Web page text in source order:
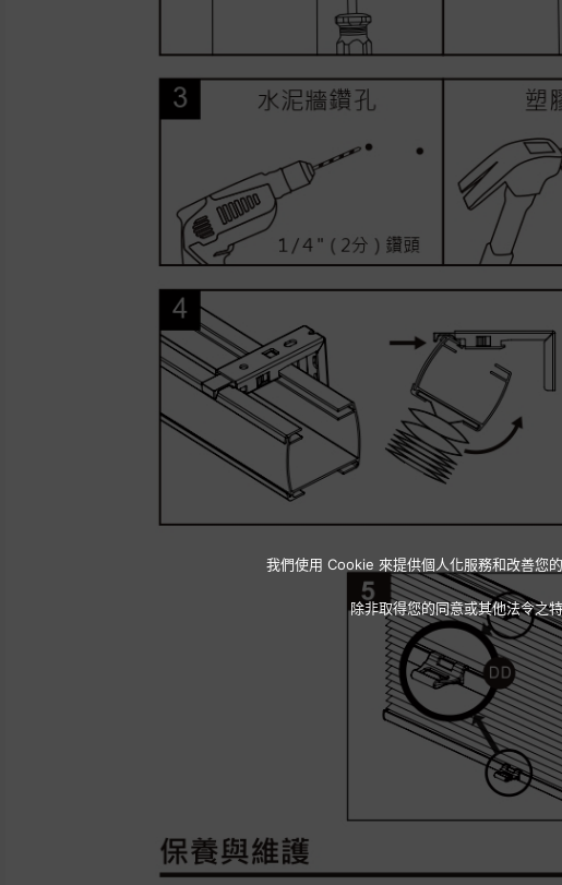
我們使用 Cookie 來提供個人化服務和改善您
除非取得您的同意或其他法令之